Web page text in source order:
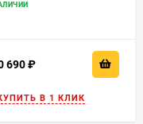
690
В 1 КЛИК